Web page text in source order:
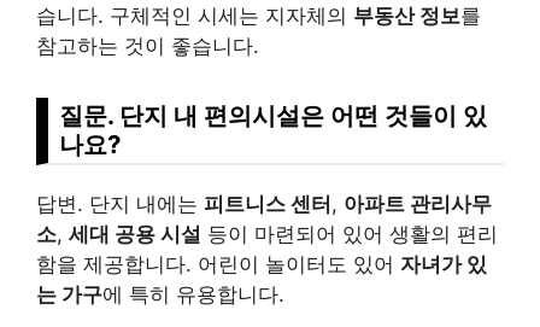
습니다. 구체적인 시세는 지자체의 부동산 정보를
참고하는 것이 좋습니다.
질문. 단지 내 편의시설은 어떤 것들이 있
나요?
답변. 단지 내에는 피트니스 센터 , 아파트 관리사무
소, 세대 공용 시설 등이 마련되어 있어 생활의 편리
함을 제공합니다. 어린이 놀이터도 있어 자녀가 있
는 가구에 특히 유용합니다.